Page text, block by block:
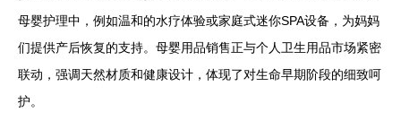
母婴护理中，例如温和的水疗体验或家庭式迷你SPA设备，为妈妈
们提供产后恢复的支持。母婴用品销售正与个人卫生用品市场紧密
联动，强调天然材质和健康设计，体现了对生命早期阶段的细致呵
护。